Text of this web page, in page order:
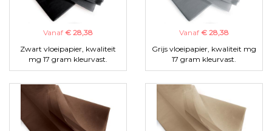
Vanaf € 28,38
Zwart vloeipapier, kwaliteit
mg 17 gram kleurvast.
Vanaf € 28,38
Grijs vloeipapier, kwaliteit mg
17 gram kleurvast.